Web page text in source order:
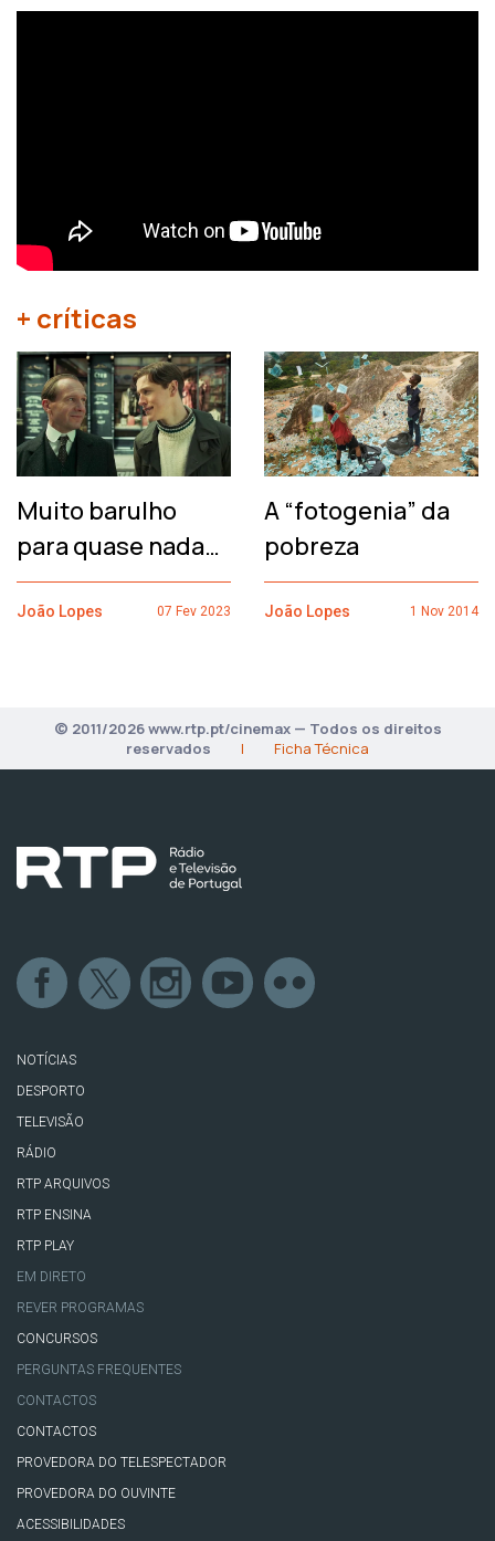
+ críticas
Muito barulho
para quase nada…
João Lopes 07 Fev 2023
A “fotogenia” da
pobreza
João Lopes 1 Nov 2014
© 2011/2026 www.rtp.pt/cinemax — Todos os direitos
reservados
| Ficha Técnica
NOTÍCIAS
DESPORTO
TELEVISÃO
RÁDIO
RTP ARQUIVOS
RTP ENSINA
RTP PLAY
EM DIRETO
REVER PROGRAMAS
CONCURSOS
PERGUNTAS FREQUENTES
CONTACTOS
CONTACTOS
PROVEDORA DO TELESPECTADOR
PROVEDORA DO OUVINTE
ACESSIBILIDADES